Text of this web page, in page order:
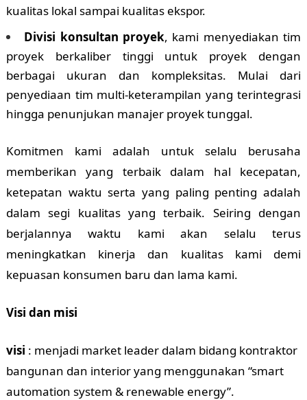
kualitas lokal sampai kualitas ekspor.
Divisi konsultan proyek, kami menyediakan tim
proyek berkaliber tinggi untuk proyek dengan
berbagai ukuran dan kompleksitas. Mulai dari
penyediaan tim multi-keterampilan yang terintegrasi
hingga penunjukan manajer proyek tunggal.
Komitmen kami adalah untuk selalu berusaha
memberikan yang terbaik dalam hal kecepatan,
ketepatan waktu serta yang paling penting adalah
dalam segi kualitas yang terbaik. Seiring dengan
berjalannya waktu kami akan selalu terus
meningkatkan kinerja dan kualitas kami demi
kepuasan konsumen baru dan lama kami.
Visi dan misi
visi : menjadi market leader dalam bidang kontraktor
bangunan dan interior yang menggunakan “smart
automation system & renewable energy”.